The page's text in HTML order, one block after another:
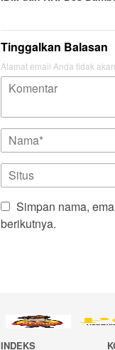
Tinggalkan Balasan
Alamat email Anda tidak
Simpan nama,
berikutnya.
INDEKS